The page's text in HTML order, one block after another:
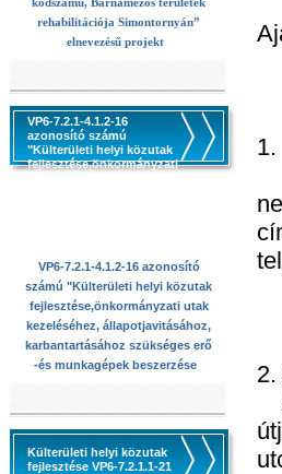
rehabilitációja Simontornyán”
elnevezésű projekt
VP6-7.2.1-4.1.2-16
azonosító számú
"Külterületi helyi közutak
fejlesztése,önkormányzati
VP6-7.2.1-4.1.2-16 azonosító
számú "Külterületi helyi közutak
fejlesztése,önkormányzati utak
kezeléséhez, állapotjavitásához,
karbantartásához szükséges erő
-és munkagépek beszerzése
Külterületi helyi közutak
fejlesztése VP6-7.2.1.1-21